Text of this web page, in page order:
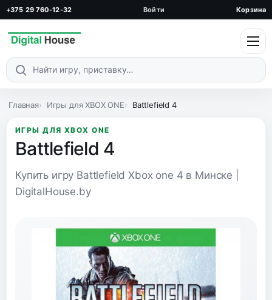
+375 29 760-12-32 Войти Корзина
Поиск по каталогу
Главная Игры для XBOX ONE Battlefield 4
ИГРЫ ДЛЯ XBOX ONE
Battlefield 4
Купить игру Battlefield Xbox one 4 в Минске |
DigitalHouse.by